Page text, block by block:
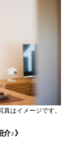
真はイメージです。
♪》